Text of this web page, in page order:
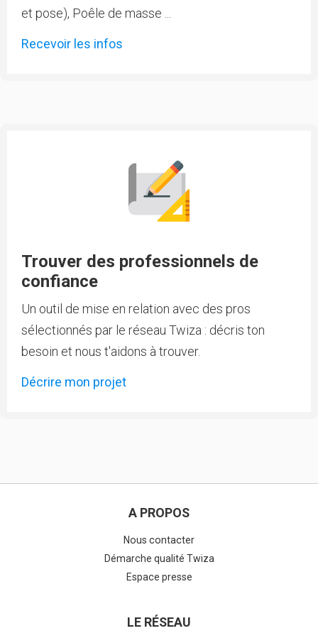
et pose), Poêle de masse ...
Recevoir les infos
Trouver des professionnels de
confiance
Un outil de mise en relation avec des pros
sélectionnés par le réseau Twiza : décris ton
besoin et nous t'aidons à trouver.
Décrire mon projet
A PROPOS
Nous contacter
Démarche qualité Twiza
Espace presse
LE RÉSEAU